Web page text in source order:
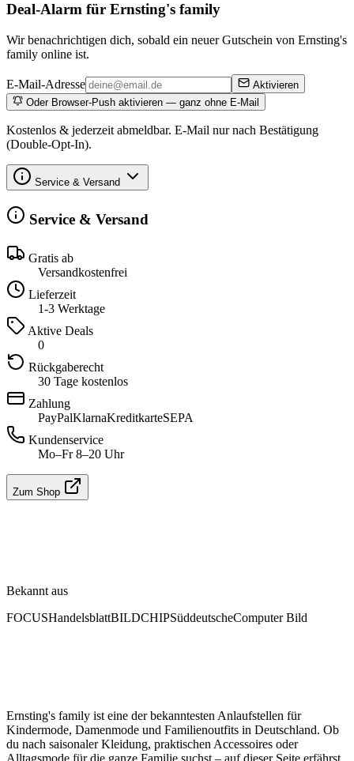
Deal-Alarm für Ernsting's family
Wir benachrichtigen dich, sobald ein neuer Gutschein von Ernsting's
family online ist.
E-Mail-Adresse
Aktivieren
Oder Browser-Push aktivieren — ganz ohne E-Mail
Kostenlos & jederzeit abmeldbar. E-Mail nur nach Bestätigung
(Double-Opt-In).
Service & Versand
Service & Versand
Gratis ab
Versandkostenfrei
Lieferzeit
1-3 Werktage
Aktive Deals
0
Rückgaberecht
30 Tage kostenlos
Zahlung
PayPalKlarnaKreditkarteSEPA
Kundenservice
Mo–Fr 8–20 Uhr
Zum Shop
Bekannt aus
FOCUSHandelsblattBILDCHIPSüddeutscheComputer Bild
Ernsting's family ist eine der bekanntesten Anlaufstellen für
Kindermode, Damenmode und Familienoutfits in Deutschland. Ob
du nach saisonaler Kleidung, praktischen Accessoires oder
Alltagsmode für die ganze Familie suchst – auf dieser Seite erfährst